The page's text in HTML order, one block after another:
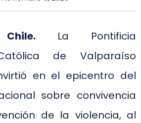
La Pontificia
de Valparaíso
en el epicentro del
sobre convivencia
de la violencia, al